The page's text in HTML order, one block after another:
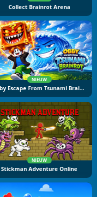
Collect Brainrot Arena
NIEUW
Obby Escape From Tsunami Brainrot
NIEUW
Stickman Adventure Online